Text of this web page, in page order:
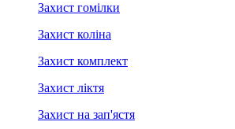
Захист гомілки
Захист коліна
Захист комплект
Захист ліктя
Захист на зап'ястя